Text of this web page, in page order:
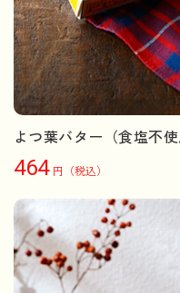
よつ葉バター（食塩不
464 円（税込）